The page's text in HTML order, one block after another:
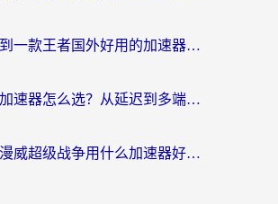
在海外找到一款王者国外好用的加速器，到底有多难？
海外剑灵加速器怎么选？从延迟到多端支持，这篇指南帮你告别卡顿（附墨西哥魔力宝贝&瑞士脑筋急转弯玩法）
在国外打漫威超级战争用什么加速器好一点？这或许是你最需要的一篇指南